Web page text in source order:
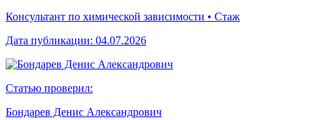
Консультант по химической зависимости • Стаж
Дата публикации: 04.07.2026
Статью проверил:
Бондарев Денис Александрович